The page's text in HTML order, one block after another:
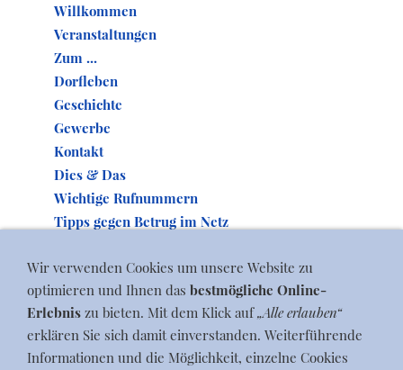
Willkommen
Veranstaltungen
Zum ...
Dorfleben
Geschichte
Gewerbe
Kontakt
Dies & Das
Wichtige Rufnummern
Tipps gegen Betrug im Netz
Wir verwenden Cookies um unsere Website zu
optimieren und Ihnen das bestmögliche Online-
Erlebnis zu bieten. Mit dem Klick auf„Alle erlauben“
erklären Sie sich damit einverstanden. Weiterführende
Informationen und die Möglichkeit, einzelne Cookies